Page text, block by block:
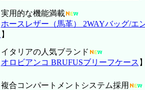
実用的な機能満載
ホースレザー（馬革） 2WAYバッグ/エ
】
イタリアの人気ブランド
オロビアンコ BRUFUSブリーフケース
複合コンパートメントシステム採用